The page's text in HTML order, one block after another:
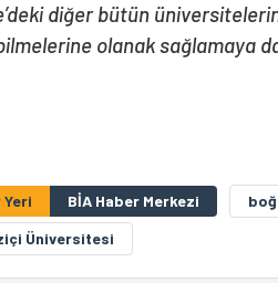
diğer bütün
olanak sağlamaya
Yeri BİA Haber Merkezi
Üniversitesi